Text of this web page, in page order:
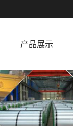
产品展示